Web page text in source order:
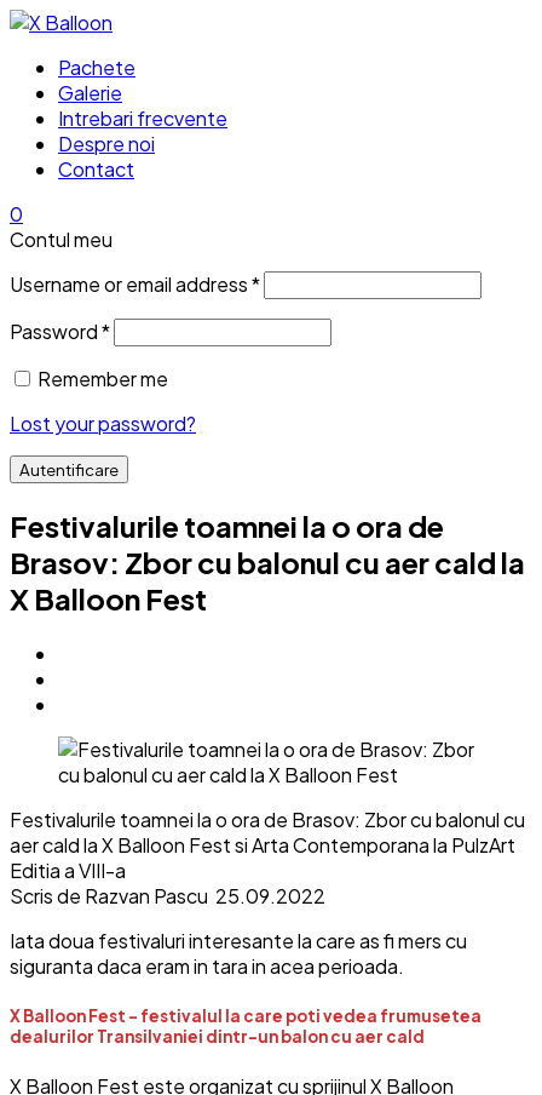
Pachete
Galerie
Intrebari frecvente
Despre noi
Contact
0
Contul meu
Username or email address*
Password*
Remember me
Lost your password?
Autentificare
Festivalurile toamnei la o ora de
Brasov: Zbor cu balonul cu aer cald la
X Balloon Fest
Festivalurile toamnei la o ora de Brasov: Zbor cu balonul cu
aer cald la X Balloon Fest si Arta Contemporana la PulzArt
Editia a VIII-a
Scris de Razvan Pascu 25.09.2022
Iata doua festivaluri interesante la care as fi mers cu
siguranta daca eram in tara in acea perioada.
X Balloon Fest – festivalul la care poti vedea frumusetea
dealurilor Transilvaniei dintr-un balon cu aer cald
X Balloon Fest este organizat cu sprijinul X Balloon